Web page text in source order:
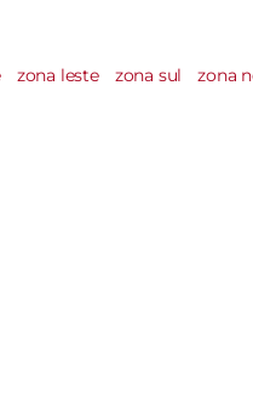
zona leste zona sul zona